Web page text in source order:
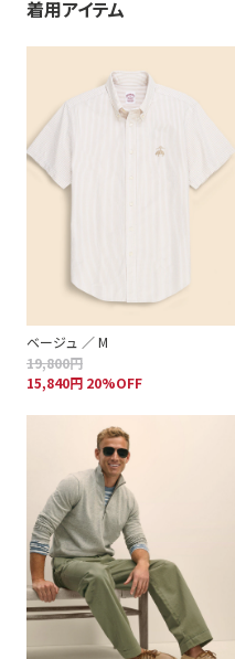
着用アイテム
ベージュ ／ M
19,800円
15,840円 20%OFF